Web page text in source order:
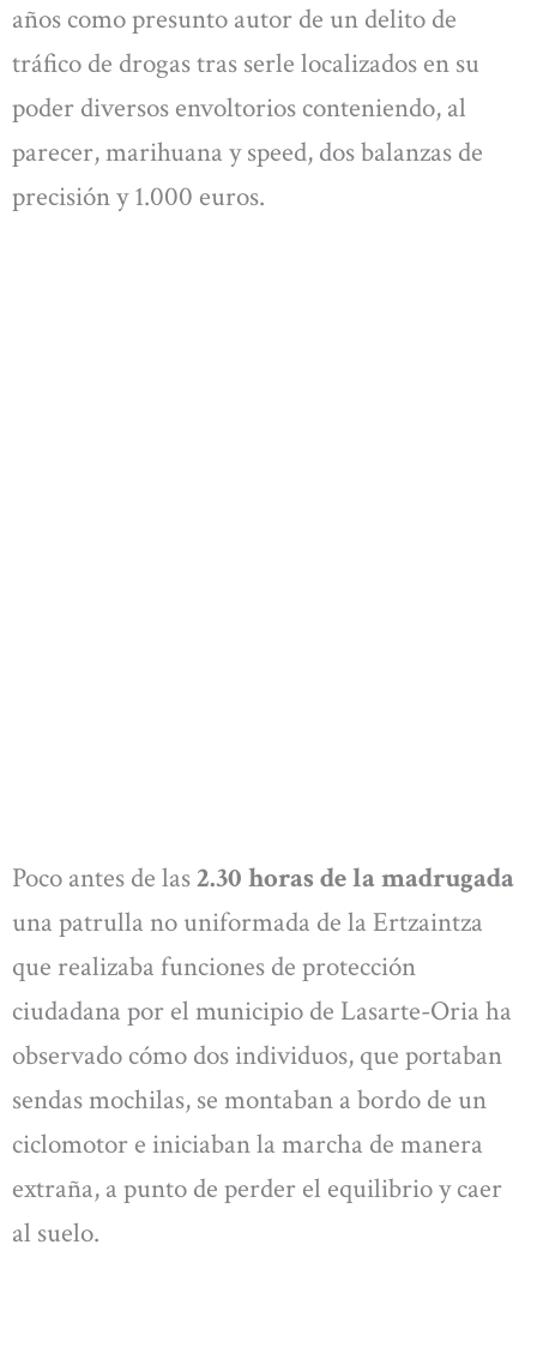
años como presunto autor de un delito de
tráfico de drogas tras serle localizados en su
poder diversos envoltorios conteniendo, al
parecer, marihuana y speed, dos balanzas de
precisión y 1.000 euros.
Poco antes de las2.30 horas de la madrugada
una patrulla no uniformada de la Ertzaintza
que realizaba funciones de protección
ciudadana por el municipio de Lasarte-Oria ha
observado cómo dos individuos, que portaban
sendas mochilas, se montaban a bordo de un
ciclomotor e iniciaban la marcha de manera
extraña, a punto de perder el equilibrio y caer
al suelo.